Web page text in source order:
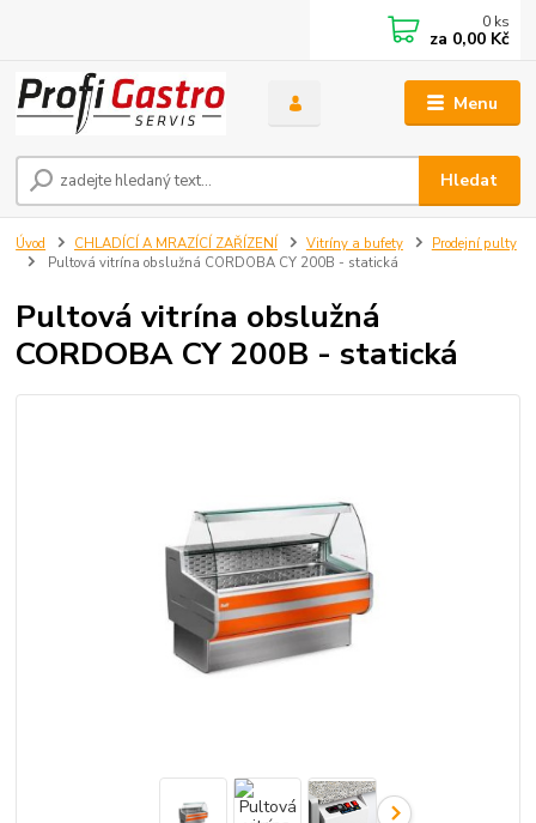
Menu
Hledat
0 ks
za 0,00 Kč
Úvod CHLADÍCÍ A MRAZÍCÍ ZAŘÍZENÍ Vitríny a bufety
Prodejní pulty
Pultová vitrína obslužná CORDOBA CY 200B - statická
Pultová vitrína obslužná
CORDOBA CY 200B - statická